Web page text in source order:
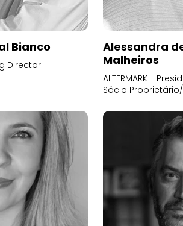
Bianco
Director
Alessandra
Malheiros
ALTERMARK -
Sócio